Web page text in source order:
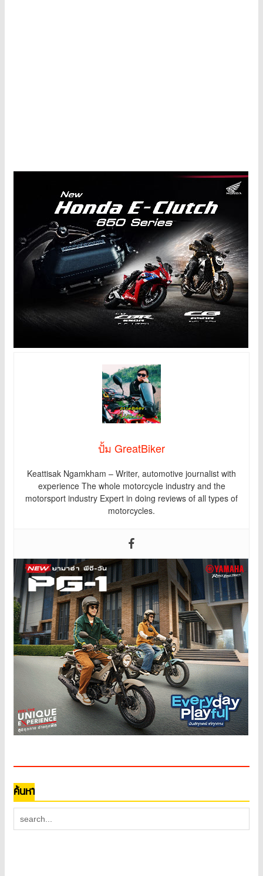
ปั้ม GreatBiker
Keattisak Ngamkham – Writer, automotive journalist with
experience The whole motorcycle industry and the
motorsport industry Expert in doing reviews of all types of
motorcycles.
ค้นหา